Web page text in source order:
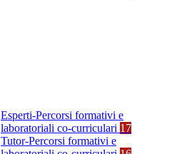
Esperti-Percorsi formativi e
laboratoriali co-curriculari 17
Tutor-Percorsi formativi e